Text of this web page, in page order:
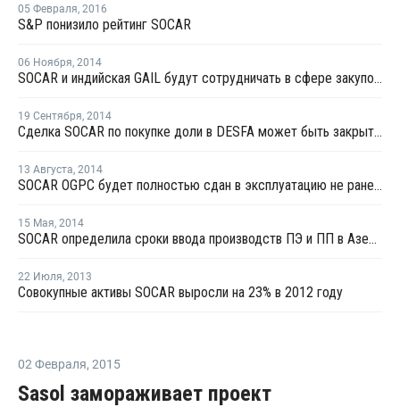
05 Февраля, 2016
S&P понизило рейтинг SOCAR
06 Ноября, 2014
SOCAR и индийская GAIL будут сотрудничать в сфере закупок сжиженного газа
19 Сентября, 2014
Сделка SOCAR по покупке доли в DESFA может быть закрыта в конце сентября
13 Августа, 2014
SOCAR OGPC будет полностью сдан в эксплуатацию не ранее 2023 года
15 Мая, 2014
SOCAR определила сроки ввода производств ПЭ и ПП в Азербайджане
22 Июля, 2013
Совокупные активы SOCAR выросли на 23% в 2012 году
02 Февраля, 2015
Sasol замораживает проект